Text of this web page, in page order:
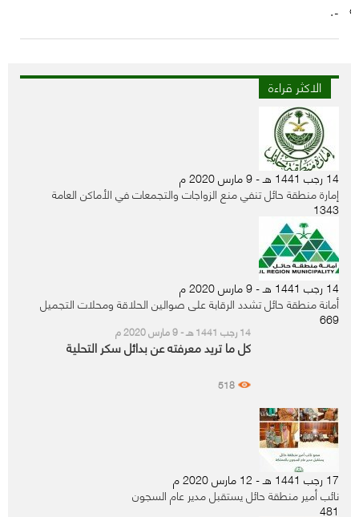
-٠
الاكثر قراءة
14 رجب 1441 هـ - 9 مارس 2020 م
إمارة منطقة حائل تنفي منع الزواجات والتجمعات في الأماكن العامة
1343
14 رجب 1441 هـ - 9 مارس 2020 م
أمانة منطقة حائل تشدد الرقابة على صوالين الحلاقة ومحلات التجميل
669
14 رجب 1441 هـ - 9 مارس 2020 م
كل ما تريد معرفته عن بدائل سكر التحلية
518
17 رجب 1441 هـ - 12 مارس 2020 م
نائب أمير منطقة حائل يستقبل مدير عام السجون
481